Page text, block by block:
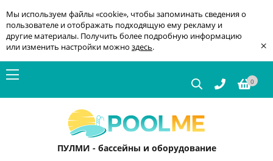
Мы используем файлы «cookie», чтобы запоминать сведения о
пользователе и отображать подходящую ему рекламу и
другие материалы. Получить более подробную информацию
или изменить настройки можно здесь. ×
0
ПУЛМИ - бассейны и оборудование